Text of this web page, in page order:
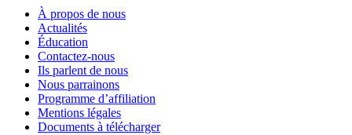
À propos de nous
Actualités
Éducation
Contactez-nous
Ils parlent de nous
Nous parrainons
Programme d’affiliation
Mentions légales
Documents à télécharger